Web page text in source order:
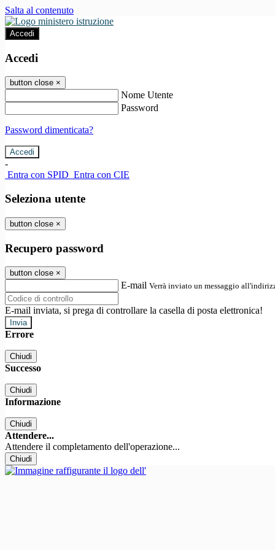
Salta al contenuto
Accedi
Accedi
button close ×
Nome Utente
Password
Password dimenticata?
-
Entra con SPID Entra con CIE
Seleziona utente
button close ×
Recupero password
button close ×
E-mail Verrà inviato un messaggio
E-mail inviata, si prega di controllare la casella di posta elettronica!
Errore
Chiudi
Successo
Chiudi
Informazione
Chiudi
Attendere...
Attendere il completamento dell'operazione...
Chiudi